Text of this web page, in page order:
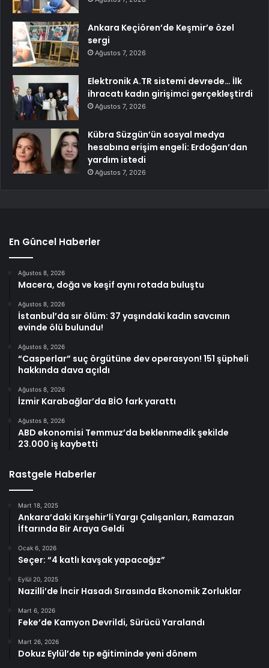
Ankara Keçiören’de Keşmir’e özel
sergi
Ağustos 7, 2026
Elektronik A.TR sistemi devrede… İlk
ihracatı kadın girişimci gerçekleştirdi
Ağustos 7, 2026
Kübra Süzgün’ün sosyal medya
hesabına erişim engeli: Erdoğan’dan
yardım istedi
Ağustos 7, 2026
En Güncel Haberler
Ağustos 8, 2026
Macera, doğa ve keşif aynı rotada buluştu
Ağustos 8, 2026
İstanbul’da sır ölüm: 37 yaşındaki kadın savcının
evinde ölü bulundu!
Ağustos 8, 2026
“Casperlar” suç örgütüne dev operasyon! 151 şüpheli
hakkında dava açıldı
Ağustos 8, 2026
İzmir Karabağlar’da BİO fark yarattı
Ağustos 8, 2026
ABD ekonomisi Temmuz’da beklenmedik şekilde
23.000 iş kaybetti
Rastgele Haberler
Mart 18, 2025
Ankara’daki Kırşehir’li Yargı Çalışanları, Ramazan
İftarında Bir Araya Geldi
Ocak 6, 2026
Seçer: “4 katlı kavşak yapacağız”
Eylül 20, 2025
Nazilli’de İncir Hasadı Sırasında Ekonomik Zorluklar
Mart 6, 2026
Feke’de Kamyon Devrildi, Sürücü Yaralandı
Mart 26, 2026
Dokuz Eylül’de tıp eğitiminde yeni dönem